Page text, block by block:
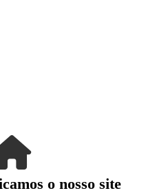
o nosso site